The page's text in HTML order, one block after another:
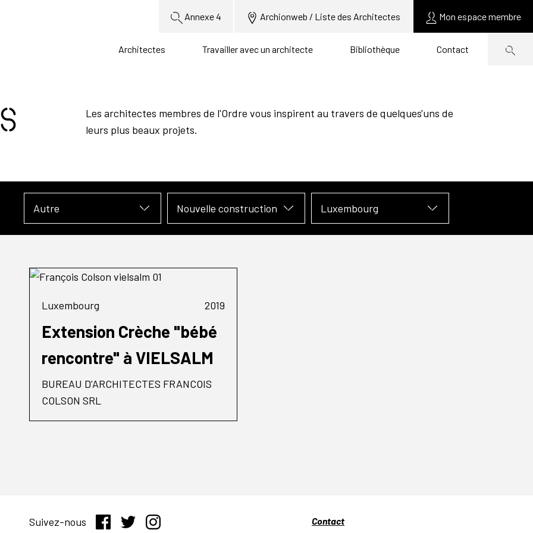
Annexe 4 Archionweb / Liste des Architectes Mon espace membre
Architectes Travailler avec un architecte Bibliothèque Contact
Les architectes membres de l'Ordre vous inspirent au travers de quelques'uns de
leurs plus beaux projets.
Autre Nouvelle construction Luxembourg
Luxembourg 2019
Extension Crèche "bébé
rencontre" à VIELSALM
BUREAU D'ARCHITECTES FRANCOIS
COLSON SRL
Suivez-nous
Contact